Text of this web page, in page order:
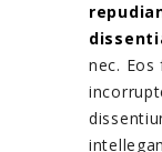
nec. Eos